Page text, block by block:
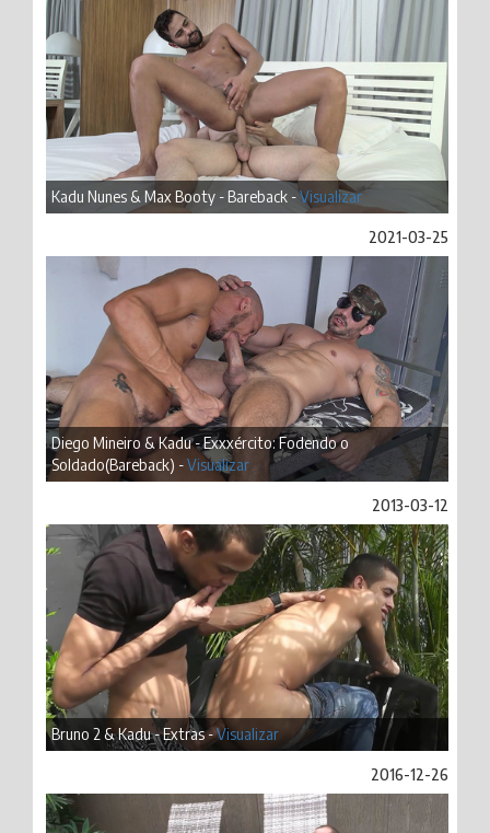
Kadu Nunes & Max Booty - Bareback -Visualizar
2021-03-25
Diego Mineiro & Kadu - Exxxército: Fodendo o
Soldado(Bareback) -Visualizar
2013-03-12
Bruno 2 & Kadu - Extras -Visualizar
2016-12-26